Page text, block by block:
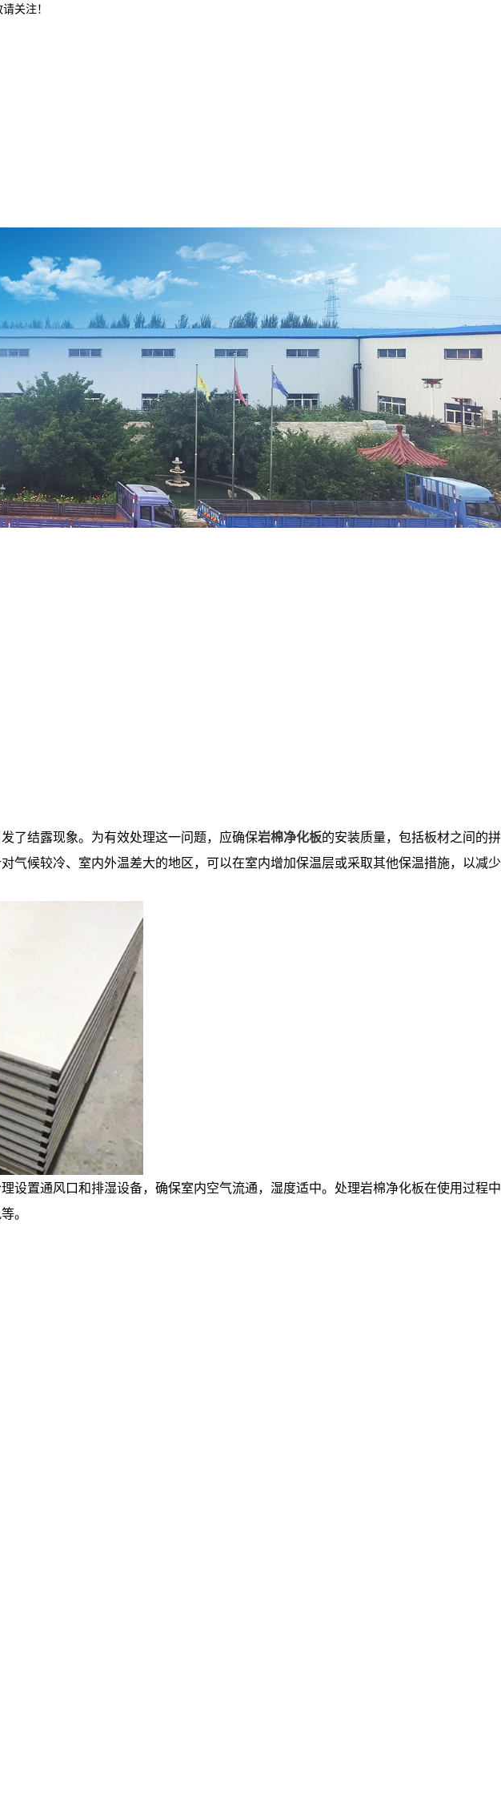
关注！
了结露现象。为有效处理这一问题，应确保岩棉净化板的安装质量，包括板材之间的拼
候较冷、室内外温差大的地区，可以在室内增加保温层或采取其他保温措施，以减少
设置通风口和排湿设备，确保室内空气流通，湿度适中。处理岩棉净化板在使用过程中
。